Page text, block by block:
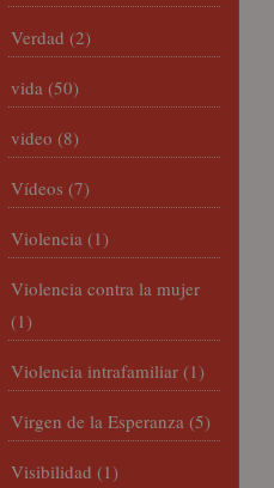
Verdad (2)
vida (50)
video (8)
Vídeos (7)
Violencia (1)
Violencia contra la mujer
(1)
Violencia intrafamiliar (1)
Virgen de la Esperanza (5)
Visibilidad (1)